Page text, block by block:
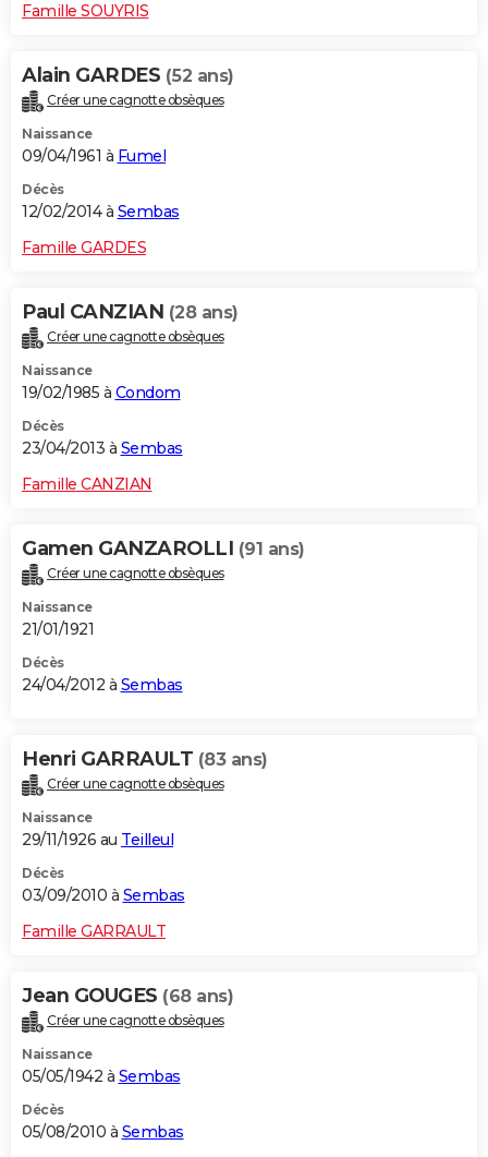
Famille SOUYRIS
Alain GARDES (52 ans)
Créer une cagnotte obsèques
Naissance
09/04/1961 à Fumel
Décès
12/02/2014 à Sembas
Famille GARDES
Paul CANZIAN (28 ans)
Créer une cagnotte obsèques
Naissance
19/02/1985 à Condom
Décès
23/04/2013 à Sembas
Famille CANZIAN
Gamen GANZAROLLI (91 ans)
Créer une cagnotte obsèques
Naissance
21/01/1921
Décès
24/04/2012 à Sembas
Henri GARRAULT (83 ans)
Créer une cagnotte obsèques
Naissance
29/11/1926 au Teilleul
Décès
03/09/2010 à Sembas
Famille GARRAULT
Jean GOUGES (68 ans)
Créer une cagnotte obsèques
Naissance
05/05/1942 à Sembas
Décès
05/08/2010 à Sembas